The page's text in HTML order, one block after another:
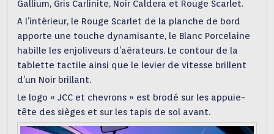
Gallium, Gris Carlinite, Noir Caldera et Rouge Scarlet.
A l’intérieur, le Rouge Scarlet de la planche de bord
apporte une touche dynamisante, le Blanc Porcelaine
habille les enjoliveurs d’aérateurs. Le contour de la
tablette tactile ainsi que le levier de vitesse brillent
d’un Noir brillant.
Le logo « JCC et chevrons » est brodé sur les appuie-
tête des sièges et sur les tapis de sol avant.